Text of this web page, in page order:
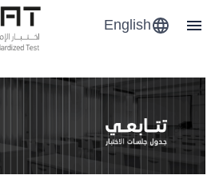
English